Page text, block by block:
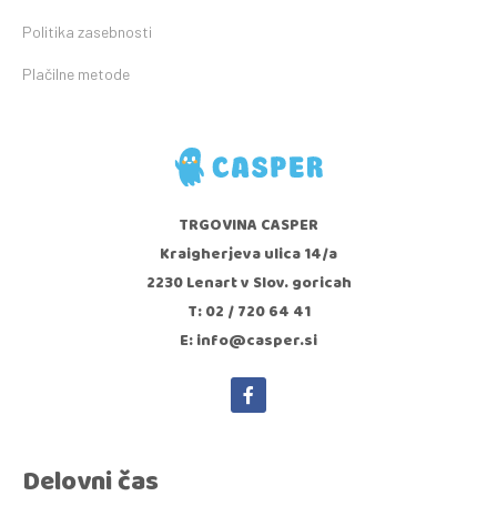
Politika zasebnosti
Plačilne metode
TRGOVINA CASPER
Kraigherjeva ulica 14/a
2230 Lenart v Slov. goricah
T: 02 / 720 64 41
E: info@casper.si
Delovni čas